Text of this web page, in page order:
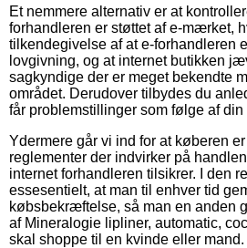
Et nemmere alternativ er at
forhandleren er støttet af e-mærket,
tilkendegivelse af at e-forhandleren
lovgivning, og at internet butikken
sagkyndige der er meget bekendte
området. Derudover tilbydes du
får problemstillinger som følge af din
Ydermere går vi ind for at køberen
reglementer der indvirker på
internet forhandleren tilsikrer. I den
essesentielt, at man til enhver tid
købsbekræftelse, så man en anden
af Mineralogie lipliner, automatic,
skal shoppe til en kvinde eller mand.